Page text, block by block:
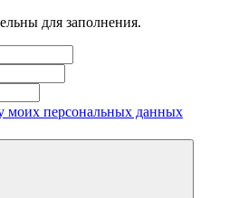
для заполнения.
моих персональных данных